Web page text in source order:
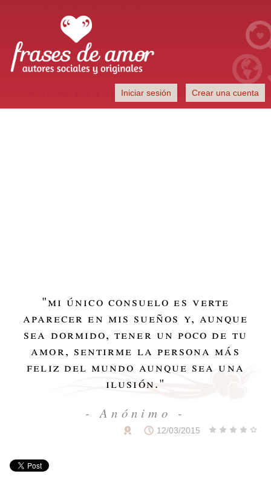
Autores sociales y originales
Iniciar sesión Crear una cuenta
"mi único consuelo es verte
aparecer en mis sueños y, aunque
sea dormido, tener un poco de tu
amor, sentirme la persona más
feliz del mundo aunque sea una
ilusión."
- Anónimo -
12/03/2015